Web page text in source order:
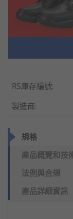
RS庫存編號:
製造商:
規格
產品概覽和技
法例與合規
產品詳細資訊